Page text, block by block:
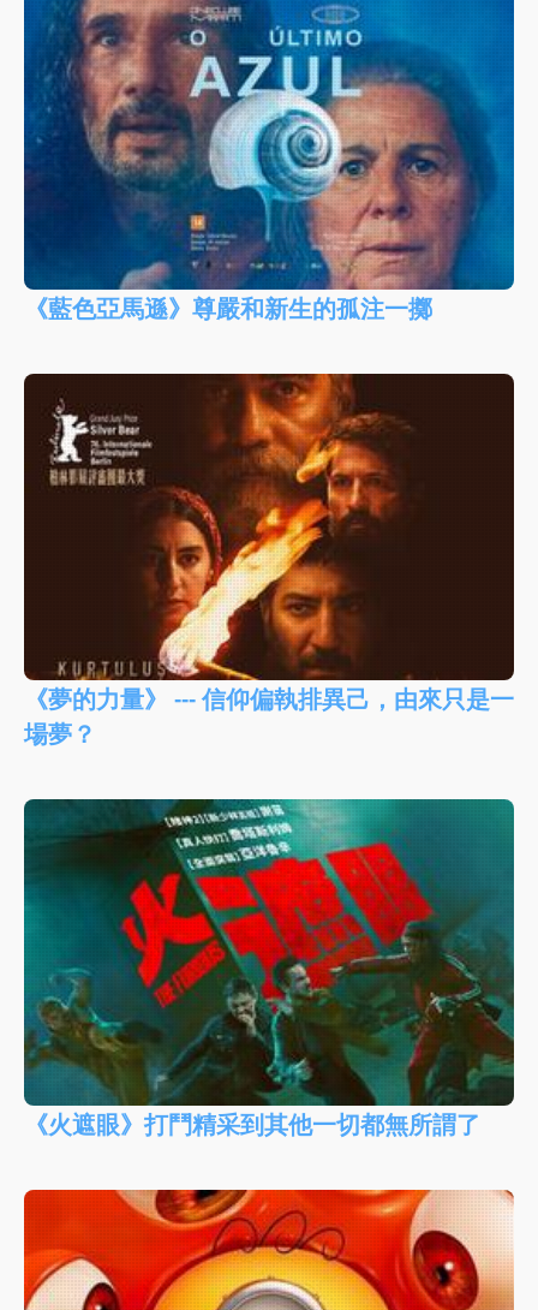
《藍色亞馬遜》尊嚴和新生的孤注一擲
《夢的力量》 --- 信仰偏執排異己，由來只是一
場夢？
《火遮眼》打鬥精采到其他一切都無所謂了